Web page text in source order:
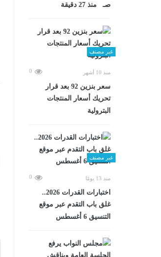
صـ منذ 27 دقيقة
غير مصنف
منذ 10 أشهر 0
سعر بنزين 92 بعد قرار
تحريك أسعار المنتجات
البترولية
غير مصنف
منذ 13 يومًا 0
اختبارات القدرات 2026..
غلق باب التقدم عبر موقع
التنسيق 6 أغسطس